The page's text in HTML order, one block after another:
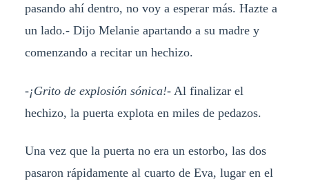
pasando ahí dentro, no voy a esperar más. Hazte a
un lado.- Dijo Melanie apartando a su madre y
comenzando a recitar un hechizo.
-¡Grito de explosión sónica!-Al finalizar el
hechizo, la puerta explota en miles de pedazos.
Una vez que la puerta no era un estorbo, las dos
pasaron rápidamente al cuarto de Eva, lugar en el